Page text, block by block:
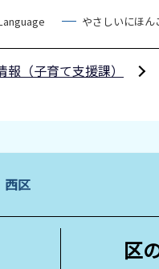
やさしいにほん
（子育て支援課）
西区
区